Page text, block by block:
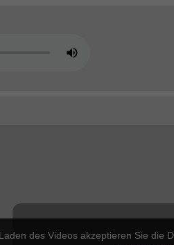
des Videos akzeptieren Sie die